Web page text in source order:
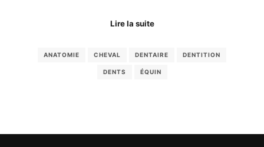
Lire la suite
ANATOMIE CHEVAL DENTAIRE DENTITION
DENTS ÉQUIN